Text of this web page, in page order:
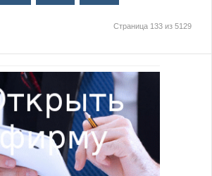
Страница 133 из 5129